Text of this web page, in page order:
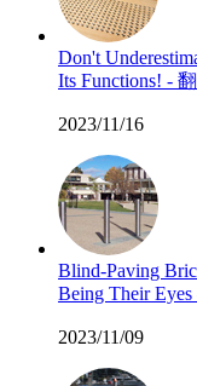
Don't
Its Functions! -
2023/11/16
Blind-Paving
Being Their
2023/11/09